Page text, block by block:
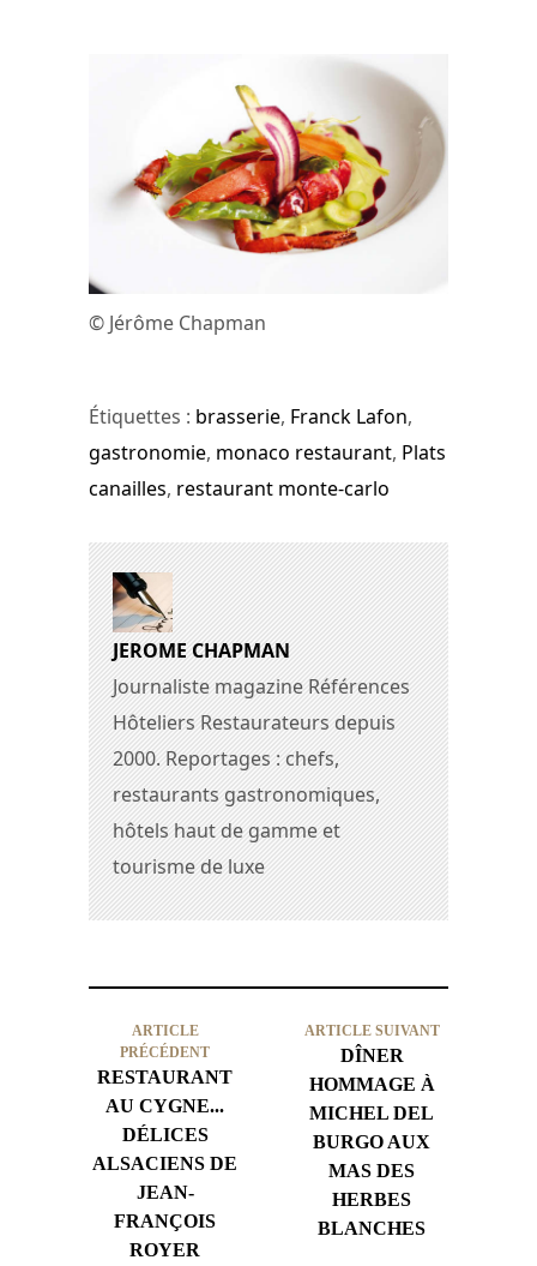
© Jérôme Chapman
Étiquettes : brasserie, Franck Lafon,
gastronomie, monaco restaurant, Plats
canailles, restaurant monte-carlo
JEROME CHAPMAN
Journaliste magazine Références
Hôteliers Restaurateurs depuis
2000. Reportages : chefs,
restaurants gastronomiques,
hôtels haut de gamme et
tourisme de luxe
ARTICLE
PRÉCÉDENT
RESTAURANT
AU CYGNE...
DÉLICES
ALSACIENS DE
JEAN-
FRANÇOIS
ROYER
ARTICLE SUIVANT
DÎNER
HOMMAGE À
MICHEL DEL
BURGO AUX
MAS DES
HERBES
BLANCHES